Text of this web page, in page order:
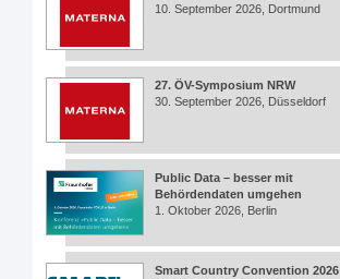
10. September 2026, Dortmund
27. ÖV-Symposium NRW
30. September 2026, Düsseldorf
Public Data – besser mit
Behördendaten umgehen
1. Oktober 2026, Berlin
Smart Country Convention 2026